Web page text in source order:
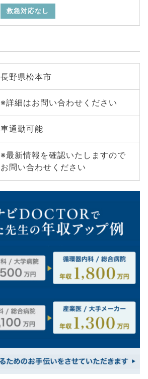
救急対応なし
長野県松本市
※詳細はお問い合わせください
車通勤可能
※最新情報を確認いたしますので
お問い合わせください